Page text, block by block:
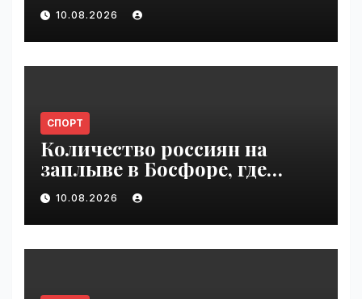
10.08.2026
СПОРТ
Количество россиян на
заплыве в Босфоре, где
погиб Свечников, резко
упало | VseTime.ru
10.08.2026